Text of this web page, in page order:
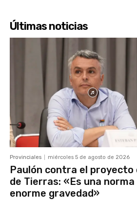
Últimas noticias
Provinciales miércoles 5 de agosto de 2026
Paulón contra el proyecto
de Tierras: «Es una norma
enorme gravedad»